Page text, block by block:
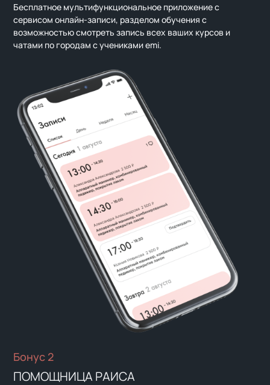
Бесплатное мультифункциональное приложение с
сервисом онлайн-записи, разделом обучения с
возможностью смотреть запись всех ваших курсов и
чатами по городам с учениками emi.
Бонус 2
ПОМОЩНИЦА РАИСА